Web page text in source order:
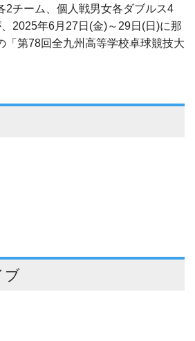
2チーム、個人戦男女各ダブルス4
2025年6月27日(金)～29日(日)に那
「第78回全九州高等学校卓球競技大
ブ